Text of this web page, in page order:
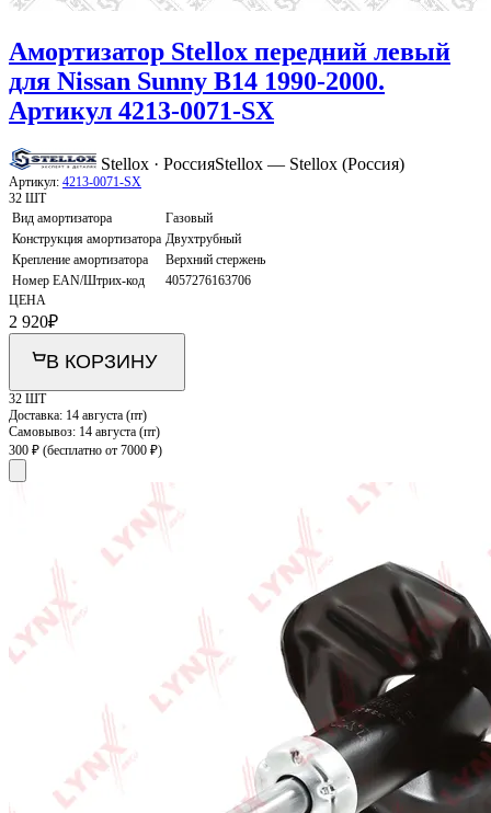
Амортизатор Stellox передний левый
для Nissan Sunny B14 1990-2000.
Артикул 4213-0071-SX
Stellox · РоссияStellox — Stellox (Россия)
Артикул: 4213-0071-SX
32 ШТ
Вид амортизатора
Газовый
Конструкция амортизатора Двухтрубный
Крепление амортизатора
Верхний стержень
Номер EAN/Штрих-код
4057276163706
ЦЕНА
2 920₽
В КОРЗИНУ
32 ШТ
Доставка: 14 августа (пт)
Самовывоз: 14 августа (пт)
300 ₽ (бесплатно от 7000 ₽)